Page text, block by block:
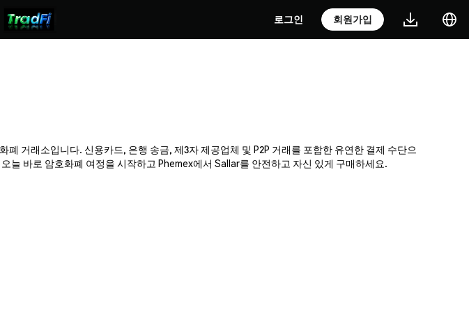
로그인 회원가입
거래소입니다. 신용카드, 은행 송금, 제3자 제공업체 및 P2P 거래를 포함한 유연한 결제 수단으
바로 암호화폐 여정을 시작하고 Phemex에서 Sallar를 안전하고 자신 있게 구매하세요.